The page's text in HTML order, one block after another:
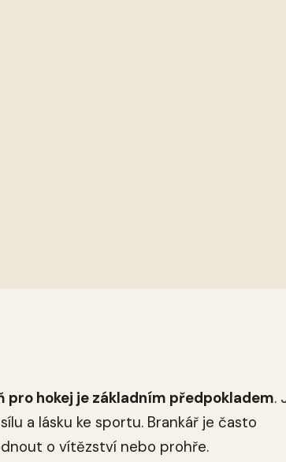
pro hokej je základním předpokladem.
a lásku ke sportu. Brankář je často
o vítězství nebo prohře.